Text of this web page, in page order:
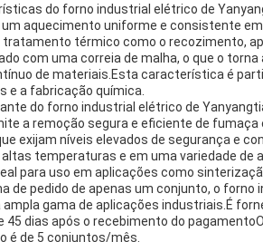
do forno industrial elétrico de
aquecimento uniforme e consistente
térmico como o recozimento,
com uma correia de malha, o que o
de materiais.Esta característica é
e a fabricação química.
do forno industrial elétrico de
a remoção segura e eficiente de
exijam níveis elevados de segurança e
temperaturas e em uma variedade de
para uso em aplicações como
de pedido de apenas um conjunto, o
gama de aplicações industriais.É
45 dias após o recebimento do
é de 5 conjuntos/mês.